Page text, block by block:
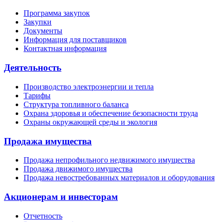
Программа закупок
Закупки
Документы
Информация для поставщиков
Контактная информация
Деятельность
Производство электроэнергии и тепла
Тарифы
Структура топливного баланса
Охрана здоровья и обеспечение безопасности труда
Охраны окружающей среды и экология
Продажа имущества
Продажа непрофильного недвижимого имущества
Продажа движимого имущества
Продажа невостребованных материалов и оборудования
Акционерам и инвесторам
Отчетность